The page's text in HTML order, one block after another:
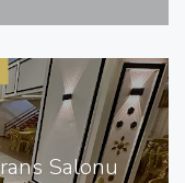
Salonu